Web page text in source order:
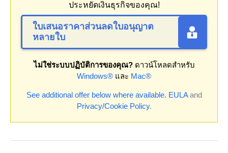
ประหยัดเงินธุรกิจของคุณ!
ใบเสนอราคาส่วนลดใบอนุญาต
หลายใบ
ไม่ใช่ระบบปฏิบัติการของคุณ?ดาวน์โหลดสำหรับ
Windows® และ Mac®
See additional offer below where available. EULAand
Privacy/Cookie Policy.